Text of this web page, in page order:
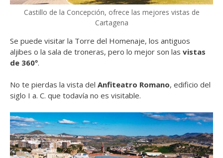
Castillo de la Concepción, ofrece las mejores vistas de
Cartagena
Se puede visitar la Torre del Homenaje, los antiguos
aljibes o la sala de troneras, pero lo mejor son las vistas
de 360º.
No te pierdas la vista del Anfiteatro Romano, edificio del
siglo I a. C. que todavía no es visitable.